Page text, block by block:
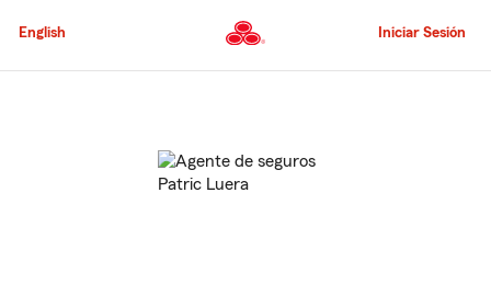
al
principal
English Iniciar Sesión